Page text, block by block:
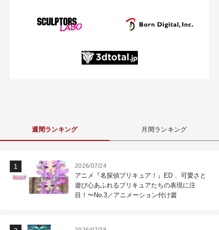
週間ランキング 月間ランキング
2026/07/24
アニメ『名探偵プリキュア！』ED 、可愛さと
遊び心あふれるプリキュアたちの表現に注
目！〜No.3／アニメーション付け篇